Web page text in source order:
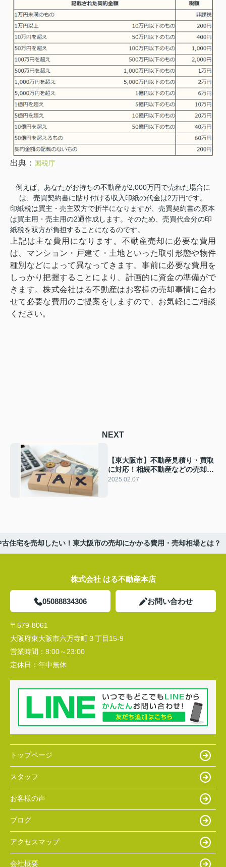
出典： 国税庁
例えば、あなたがお持ちの不動産が2,000万円で売れた場合に
は、売買契約書に貼り付ける収入印紙の代金は2万円です。
印紙税は買主・売主双方で折半になりますが、売買契約書の原本
は買主用・売主用の2通作成します。そのため、売買代金分の印
紙税を双方が負担することになるのです。
上記は主な費用になります。不動産売却に必要な費用
は、マンション・戸建て・土地といった取引形態や物件
種別などによって異なってきます。事前に必要な費用を
しっかり把握することにより、計画的に資金の準備がで
きます。株式会社はる不動産はお客様の売却事情に合わ
せて必要な費用のご提案をしますので、お気軽にご相談
ください。
NEXT
【東大阪市】不動産見積り・買取
に対応！相続不動産などの売却時
に関する税金とはなに？
2025.02.07
住宅を売却したい！東大阪市の売却にかかる費用・売却相場とは？
株式会社 はる不動産本店
05088834306 お問い合わせ
〒579-8061
大阪府東大阪市六万寺町３丁目15-9
営業時間： 8:00～23:00
定休日： 年中無休
トップページ
スタッフ
お客様の声
ブログ
アクセスマップ
会社概要